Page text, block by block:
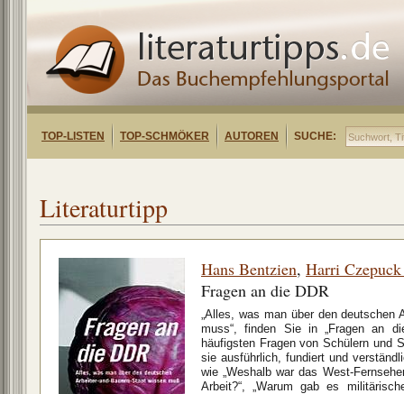
TOP-LISTEN TOP-SCHMÖKER AUTOREN SUCHE:
Literaturtipp
Hans Bentzien, Harri
Fragen an die DDR
„Alles, was man über den deutschen
muss“, finden Sie in „Fragen an
häufigsten Fragen von Schülern und
sie ausführlich, fundiert und
wie „Weshalb war das West-
Arbeit?“, „Warum gab es